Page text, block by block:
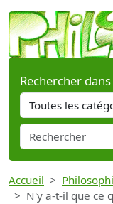
Rechercher
Accueil
N'y a-t-il que ce